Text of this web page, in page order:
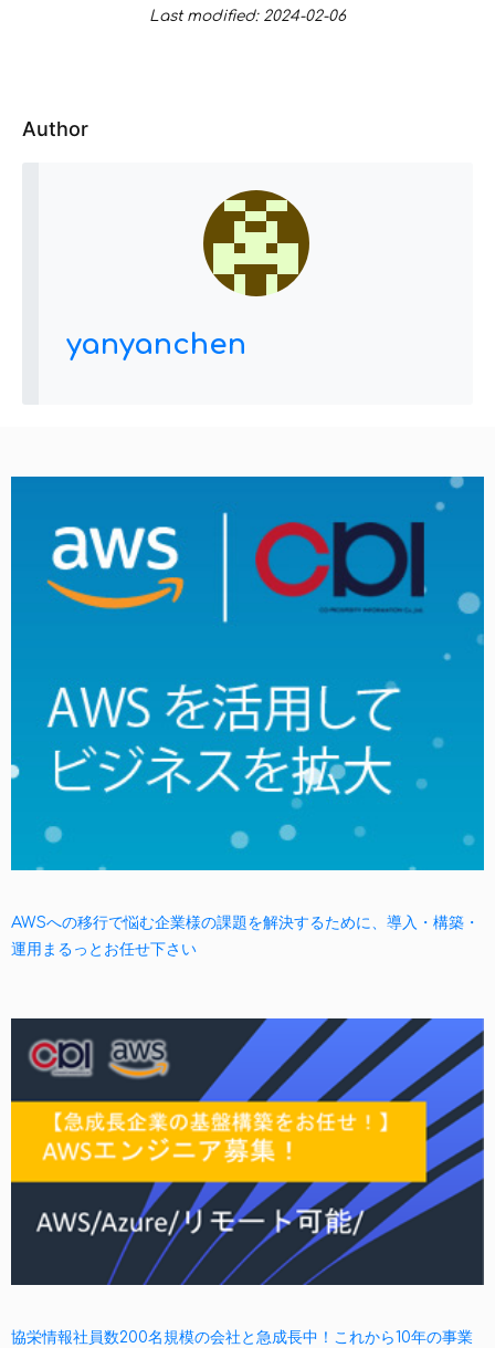
AWSへの移行で悩む企業様の課題を解決するために、導入・構築・
運用まるっとお任せ下さい
協栄情報社員数200名規模の会社と急成長中！これから10年の事業
Last modified: 2024-02-06
Author
yanyanchen